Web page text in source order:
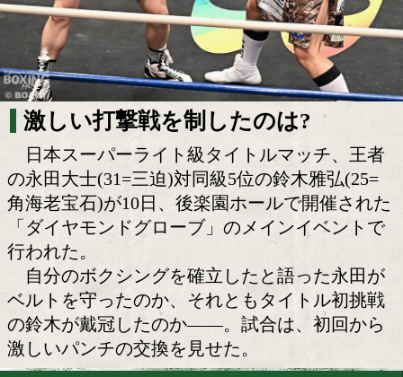
激しい打撃戦を制したのは?
日本スーパーライト級タイトルマッチ
の永田大士(31=三迫)対同級5位の鈴木雅
角海老宝石)が10日、後楽園ホールで開